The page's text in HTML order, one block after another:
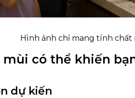
Hình ảnh chỉ mang tính chất
mùi có thể khiến
dự kiến